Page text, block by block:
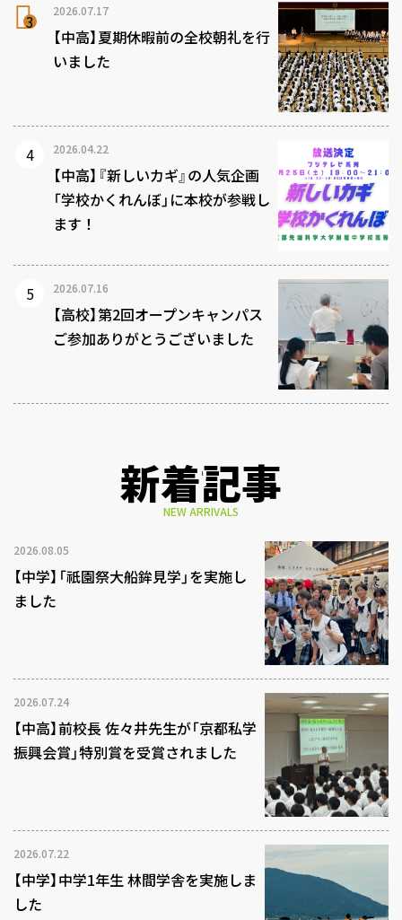
2026.07.17
【中高】夏期休暇前の全校朝礼を行
いました
2026.04.22
【中高】『新しいカギ』の人気企画
「学校かくれんぼ」に本校が参戦し
ます！
2026.07.16
【高校】第2回オープンキャンパス
ご参加ありがとうございました
新着記事
NEW ARRIVALS
2026.08.05
【中学】「祇園祭大船鉾見学」を実施し
ました
2026.07.24
【中高】前校長 佐々井先生が「京都私学
振興会賞」特別賞を受賞されました
2026.07.22
【中学】中学1年生 林間学舎を実施しま
した